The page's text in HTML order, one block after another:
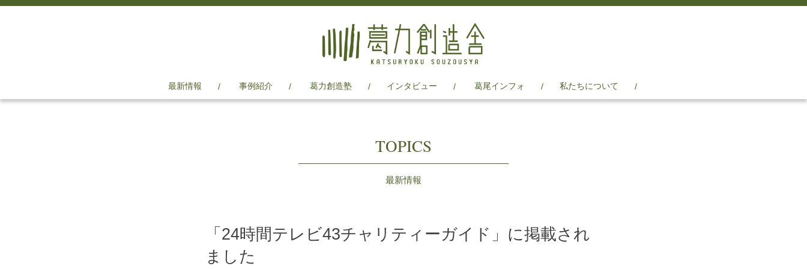
最新情報 事例紹介 葛力創造塾 インタビュー 葛尾インフォ 私たちについて
TOPICS
最新情報
「24時間テレビ43チャリティーガイド」に掲載され
ました